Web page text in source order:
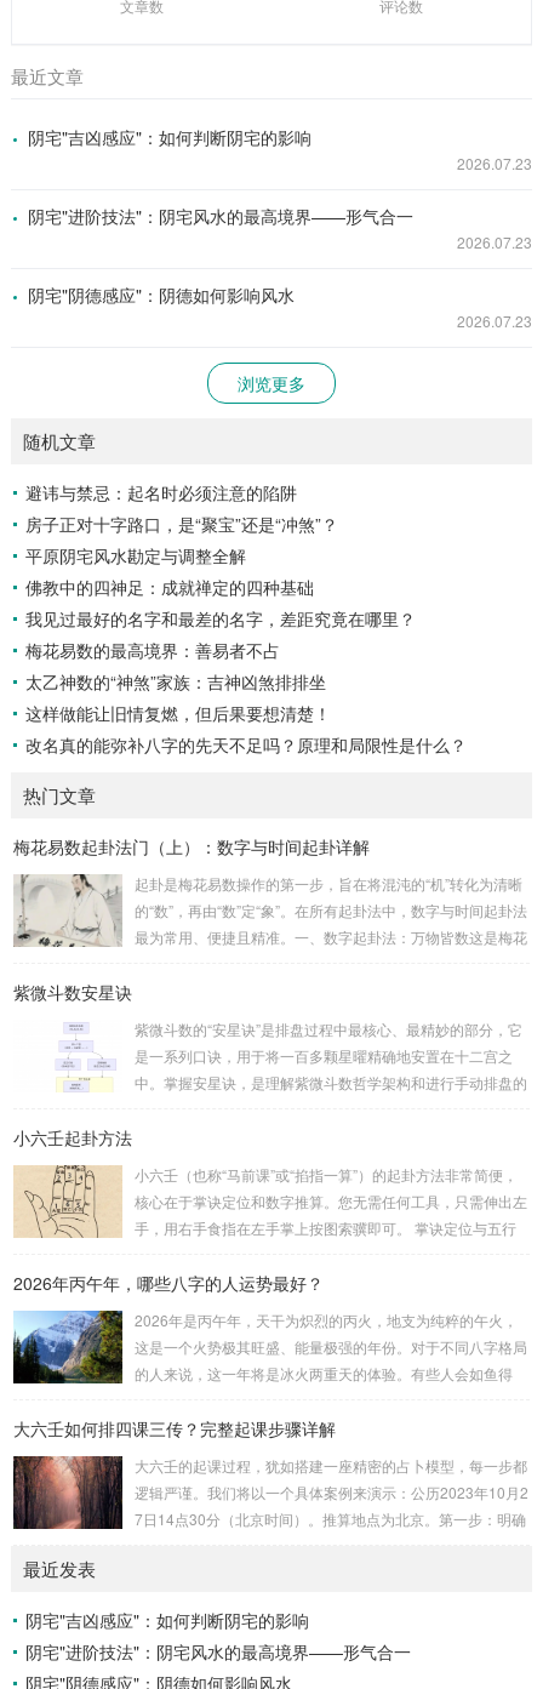
文章数 评论数
最近文章
阴宅"吉凶感应"：如何判断阴宅的影响
2026.07.23
阴宅"进阶技法"：阴宅风水的最高境界——形气合一
2026.07.23
阴宅"阴德感应"：阴德如何影响风水
2026.07.23
浏览更多
随机文章
避讳与禁忌：起名时必须注意的陷阱
房子正对十字路口，是“聚宝”还是“冲煞”？
平原阴宅风水勘定与调整全解
佛教中的四神足：成就禅定的四种基础
我见过最好的名字和最差的名字，差距究竟在哪里？
梅花易数的最高境界：善易者不占
太乙神数的“神煞”家族：吉神凶煞排排坐
这样做能让旧情复燃，但后果要想清楚！
改名真的能弥补八字的先天不足吗？原理和局限性是什么？
热门文章
梅花易数起卦法门（上）：数字与时间起卦详解
起卦是梅花易数操作的第一步，旨在将混沌的“机”转化为清晰
的“数”，再由“数”定“象”。在所有起卦法中，数字与时间起卦法
最为常用、便捷且精准。一、数字起卦法：万物皆数这是梅花
卦。如果数字是偶数位，则前后平分；如果是奇数位，则前部
分比后部分少一位。例如，数字 256：前一位 2 为上卦后两
位...
紫微斗数安星诀
紫微斗数的“安星诀”是排盘过程中最核心、最精妙的部分，它
是一系列口诀，用于将一百多颗星曜精确地安置在十二宫之
中。掌握安星诀，是理解紫微斗数哲学架构和进行手动排盘的
赖关系，可以清晰地通过下图展现：二、 核心安星诀详解1.
安紫微星诀（定帝星）这是所有安星的第一步，至关重要。口
诀：紫微天机星逆行，隔一阳武天同行，...
小六壬起卦方法
小六壬（也称“马前课”或“掐指一算”）的起卦方法非常简便，
核心在于掌诀定位和数字推算。您无需任何工具，只需伸出左
手，用右手食指在左手掌上按图索骥即可。 掌诀定位与五行
吉。留连：位于食指指尖，属水，玄武，主数2、7、8，凶。
口：位于无名指指尖，属金，白虎，主数4、1、2，凶。小
吉：位于无名指根部，属木，六合，主数5、3、8，吉。空
亡：位于中指根部，属土，勾陈，...
2026年丙午年，哪些八字的人运势最好？
2026年是丙午年，天干为炽烈的丙火，地支为纯粹的午火，
这是一个火势极其旺盛、能量极强的年份。对于不同八字格局
的人来说，这一年将是冰火两重天的体验。有些人会如鱼得
理：吉凶在于平衡与需求八字讲究五行平衡与“喜用神”。喜用
26年丙午，是火力全开的一年。因此：八字命局中“喜火”、“用
火”的人，等于得到了天地最强能量的帮助，犹如天降神助，
运势自然一飞冲天。八字命局中“忌火”的人...
大六壬如何排四课三传？完整起课步骤详解
大六壬的起课过程，犹如搭建一座精密的占卜模型，每一步都
逻辑严谨。我们将以一个具体案例来演示：公历2023年10月2
7日14点30分（北京时间）。推算地点为北京。第一步：明确
你需要：一张空白的天地盘（内含十二地支）、月将、当天日
干日支。第二步：核心步骤——排四课四课是“三传”之母，此
步必须精准。1. 定月将（布“天盘”的...
最近发表
阴宅"吉凶感应"：如何判断阴宅的影响
阴宅"进阶技法"：阴宅风水的最高境界——形气合一
阴宅"阴德感应"：阴德如何影响风水